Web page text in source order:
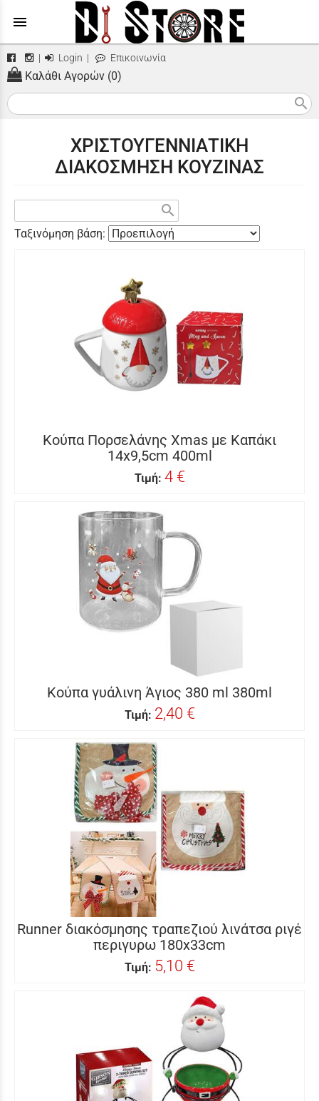
menu
| Login | Επικοινωνία
Καλάθι Αγορών (0)
search
ΧΡΙΣΤΟΥΓΕΝΝΙΑΤΙΚΗ
ΔΙΑΚΟΣΜΗΣΗ ΚΟΥΖΙΝΑΣ
search
Ταξινόμηση βάση:
Κούπα Πορσελάνης Xmas με Καπάκι
14x9,5cm 400ml
Τιμή: 4 €
Κούπα γυάλινη Άγιος 380 ml 380ml
Τιμή: 2,40 €
Runner διακόσμησης τραπεζιού λινάτσα ριγέ
περιγυρω 180x33cm
Τιμή: 5,10 €